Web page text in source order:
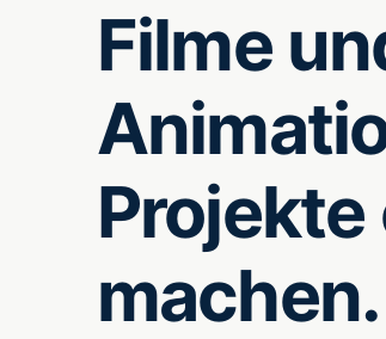
Filme
machen.